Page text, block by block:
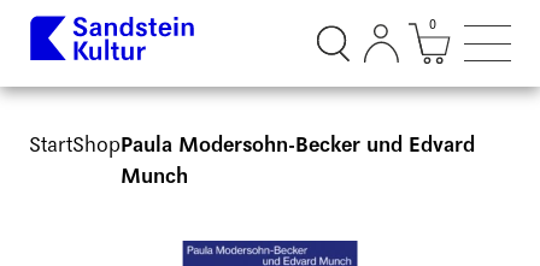
Suchdialog öffnen
Mini
0
StartShopPaula Modersohn-Becker und Edvard
Munch